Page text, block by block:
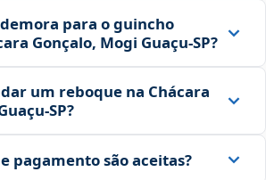
para o guincho
Gonçalo, Mogi Guaçu‑SP?
um reboque na Chácara
pagamento são aceitas?